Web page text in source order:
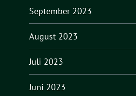
September 2023
August 2023
Juli 2023
Juni 2023